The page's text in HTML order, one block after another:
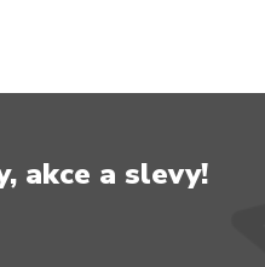
akce a slevy!